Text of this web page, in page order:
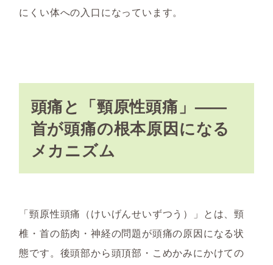
にくい体への入口になっています。
頭痛と「頸原性頭痛」——
首が頭痛の根本原因になる
メカニズム
「頸原性頭痛（けいげんせいずつう）」とは、頸
椎・首の筋肉・神経の問題が頭痛の原因になる状
態です。後頭部から頭頂部・こめかみにかけての